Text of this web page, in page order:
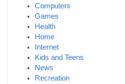
Computers
Games
Health
Home
Internet
Kids and Teens
News
Recreation